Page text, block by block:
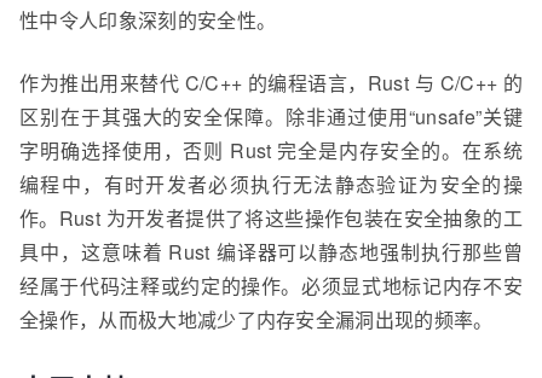
性中令人印象深刻的安全性。
作为推出用来替代 C/C++ 的编程语言，Rust 与 C/C++ 的
区别在于其强大的安全保障。除非通过使用“unsafe”关键
字明确选择使用，否则 Rust 完全是内存安全的。在系统
编程中，有时开发者必须执行无法静态验证为安全的操
作。Rust 为开发者提供了将这些操作包装在安全抽象的工
具中，这意味着 Rust 编译器可以静态地强制执行那些曾
经属于代码注释或约定的操作。必须显式地标记内存不安
全操作，从而极大地减少了内存安全漏洞出现的频率。